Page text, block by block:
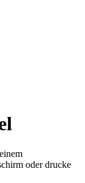
oder drucke